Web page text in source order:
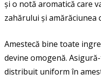
și o notă aromatică care
zahărului și amărăciunea
Amestecă bine toate
devine omogenă.
distribuit uniform în